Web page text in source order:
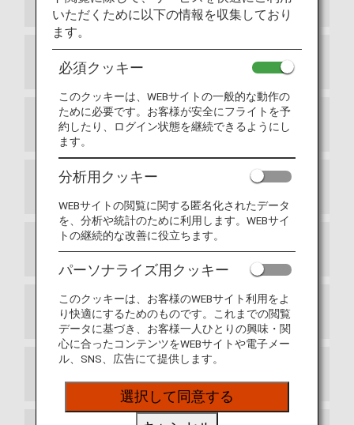
パスポート
検疫
入出国カード
税関
予防接種
いただくために以下の情報を収集しており
ます。
必須クッキー
このクッキーは、WEBサイトの一般的な動作の
ために必要です。お客様が安全にフライトを予
約したり、ログイン状態を継続できるようにし
ます。
分析用クッキー
WEBサイトの閲覧に関する匿名化されたデータ
を、分析や統計のために利用します。WEBサイ
トの継続的な改善に役立ちます。
パーソナライズ用クッキー
このクッキーは、お客様のWEBサイト利用をよ
り快適にするためのものです。これまでの閲覧
データに基づき、お客様一人ひとりの興味・関
心に合ったコンテンツをWEBサイトや電子メー
ル、SNS、広告にて提供します。
選択して同意する